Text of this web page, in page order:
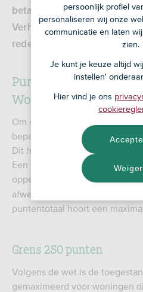
betaalbaar blijven. Daarom
Verhuurhypotheek alleen
redelijke huur vraagt aan je
Puntensysteem:
Om de hoogte van de
bepalen wordt gebruik
Dit heet het
Een woning krijgt een
oppervlakte, ligging,
afwerking. Het resultaat is een
puntentotaal hoort een
Grens 250 punten
Volgens de wet is de
gemaximeerd voor woningen
persoonlijk profiel
personaliseren wij onze
communicatie en laten
zien.
Je kunt je keuze altijd
instellen'
Hier vind je ons